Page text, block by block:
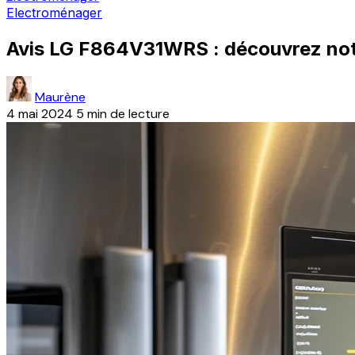
Electroménager
Avis LG F864V31WRS : découvrez
Maurène
4 mai 2024 5 min de lecture